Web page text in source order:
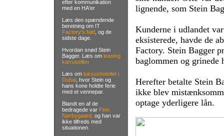
efter kommunikation
med en HA'er
Læs den spændende
beretning om IT
Factory's fald, og de
sidste dage.
Hvordan snød Stein
Bagger. Læs om leasing
karrusellen
Læs om luksushotellet i
Dubai, hvor Stein og
hans kone holdte ferie
med et vennepar.
Blandt en af de
bedragede var Finn
Nørbygaard, og han var
ikke tilfreds med
situationen.
lignende, som Stein
Kunderne i udlandet
eksisterede, havde de
Factory. Stein Bagger
baglommen og grinede
Herefter betalte Stein
ikke blev
optage yderligere lån.